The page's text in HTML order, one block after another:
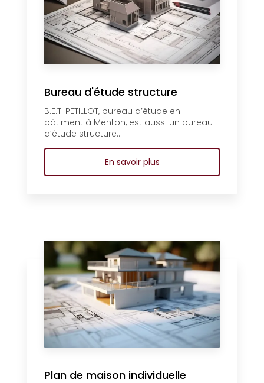
Bureau d'étude structure
B.E.T. PETILLOT, bureau d’étude en
bâtiment à Menton, est aussi un bureau
d’étude structure....
En savoir plus
Plan de maison individuelle